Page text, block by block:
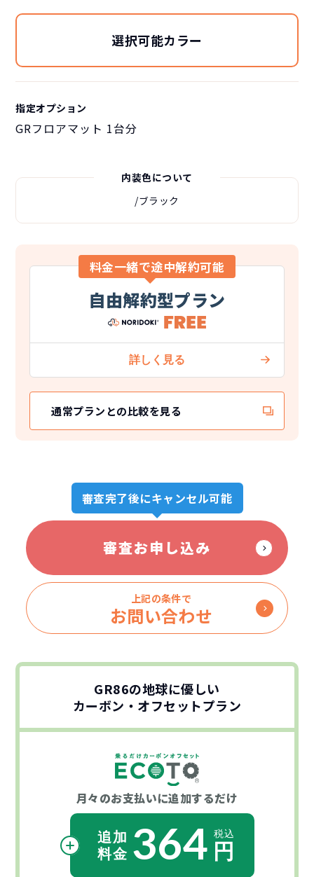
選択可能カラー
指定オプション
GRフロアマット 1台分
内装色について
/ブラック
料金一緒で途中解約可能
自由解約型プラン
通常プランとの比較を見る
審査完了後にキャンセル可能
審査お申し込み
上記の条件で
お問い合わせ
GR86の地球に優しい
カーボン・オフセットプラン
月々のお支払いに追加するだけ
364